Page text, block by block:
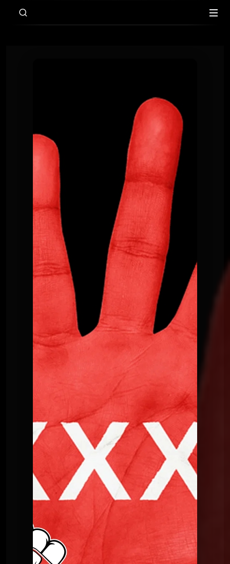
Le Point G 33 - La masturbation
Le Poing G Le Point G 33 - La masturbation
Le Poing G
Le Point G! 2 Un homme, deux
Le Poing G Le Point G! 2 Fantasme homos
Le Poing G Le point G! 2 Plaisirs multiples
Le Poing G
Le Point G! 2 Domination Soumission
Le Poing G Le point G! 2 Le plan à 3
Le Poing G
Le Point G! 2 Le fantasme de
l'inconnu(e)
Le Point G! 2 L'amour en public
Le Poing G Le point G! 2 Le fantasme de la plage